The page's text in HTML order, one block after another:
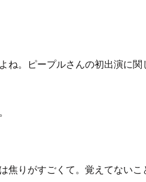
ね。ピープルさんの初出演に関
焦りがすごくて。覚えてないこ